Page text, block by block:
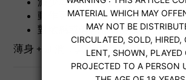
動作更順，舒適度更高
對敏感或偏乾體質更友善
薄身 + 加潤，真正做到貼而不乾、薄